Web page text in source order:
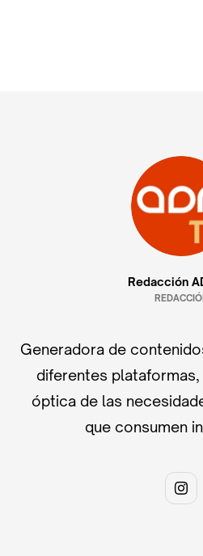
Redacción
Generadora de
diferentes
óptica de las
que consumen